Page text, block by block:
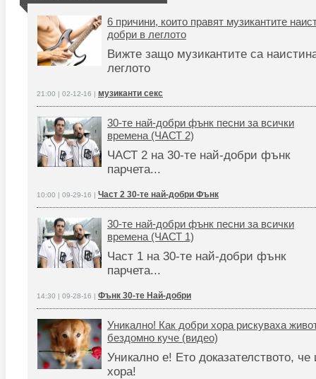
6 причини, които правят музикантите
добри в леглото
Вижте защо музикантите са
леглото
21:00 | 02-12-16 | музиканти секс
30-те най-добри фънк песни за всички
времена (ЧАСТ 2)
ЧАСТ 2 на 30-те най-добри фънк
парчета...
10:00 | 09-29-16 | Част 2 30-те най-добри Фънк
30-те най-добри фънк песни за всички
времена (ЧАСТ 1)
Част 1 на 30-те най-добри фънк
парчета...
14:30 | 09-28-16 | Фънк 30-те Най-добри
Уникално! Как добри хора рискуваха
бездомно куче (видео)
Уникално е! Ето доказателството,
хора!